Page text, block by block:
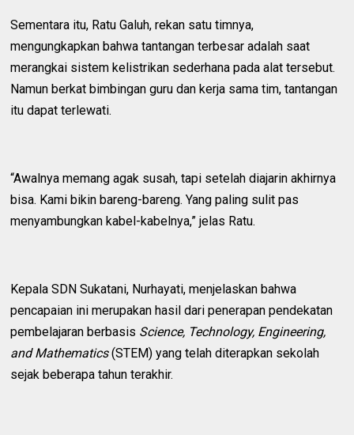
Sementara itu, Ratu Galuh, rekan satu timnya,
mengungkapkan bahwa tantangan terbesar adalah saat
merangkai sistem kelistrikan sederhana pada alat tersebut.
Namun berkat bimbingan guru dan kerja sama tim, tantangan
itu dapat terlewati.
“Awalnya memang agak susah, tapi setelah diajarin akhirnya
bisa. Kami bikin bareng-bareng. Yang paling sulit pas
menyambungkan kabel-kabelnya,” jelas Ratu.
Kepala SDN Sukatani, Nurhayati, menjelaskan bahwa
pencapaian ini merupakan hasil dari penerapan pendekatan
pembelajaran berbasis Science, Technology, Engineering,
and Mathematics(STEM) yang telah diterapkan sekolah
sejak beberapa tahun terakhir.